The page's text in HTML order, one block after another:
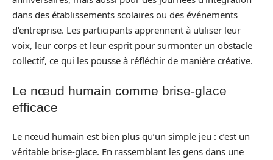
dans des établissements scolaires ou des événements
d’entreprise. Les participants apprennent à utiliser leur
voix, leur corps et leur esprit pour surmonter un obstacle
collectif, ce qui les pousse à réfléchir de manière créative.
Le nœud humain comme brise-glace
efficace
Le nœud humain est bien plus qu’un simple jeu : c’est un
véritable brise-glace. En rassemblant les gens dans une